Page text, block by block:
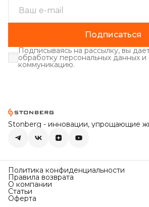
Подписаться
Подписываясь на рассылку, вы
обработку персональных данных и
коммуникацию.
Stonberg - инновации, упрощающие
Политика конфиденциальности
Правила возврата
О компании
Статьи
Оферта